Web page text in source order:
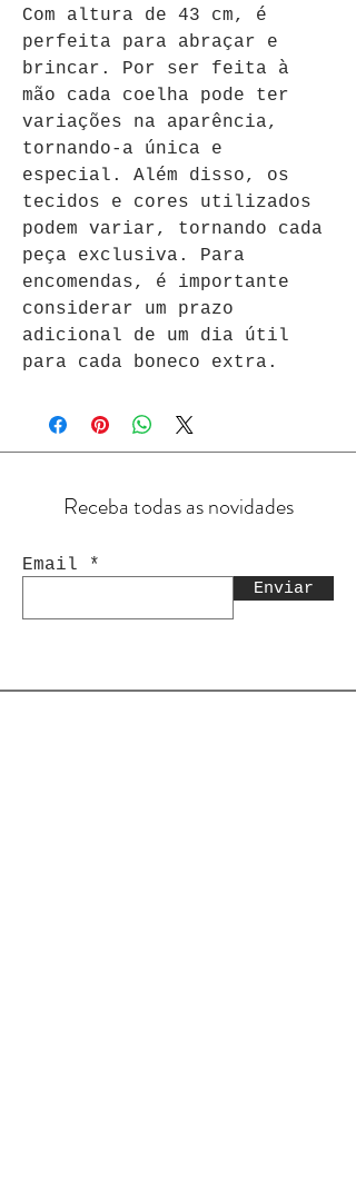
Com altura de 43 cm, é
perfeita para abraçar e
brincar. Por ser feita à
mão cada coelha pode ter
variações na aparência,
tornando-a única e
especial. Além disso, os
tecidos e cores utilizados
podem variar, tornando cada
peça exclusiva. Para
encomendas, é importante
considerar um prazo
adicional de um dia útil
para cada boneco extra.
Receba todas as novidades
Email
Enviar